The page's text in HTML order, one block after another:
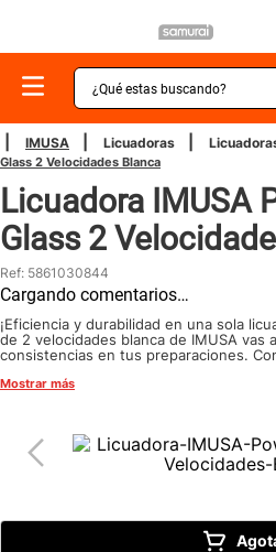
¿Qué estas buscando?
IMUSA Licuadoras
Glass 2 Velocidades Blanca
Licuadora IMUSA
Glass 2
Ref: 5861030844
Cargando comentarios…
¡Eficiencia y durabilidad en una sola
de 2 velocidades blanca de IMUSA vas
consistencias en tus preparaciones.
quieres conseguirla y comprobar su
Mostrar más
TÉRMINOS MÁS
1.
2.
bateria
3.
olla presion
5.
aspiradora
6
ventilador
cafetera
acero inoxidable